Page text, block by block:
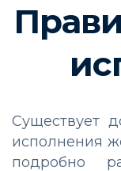
Существует
исполнения
подробно